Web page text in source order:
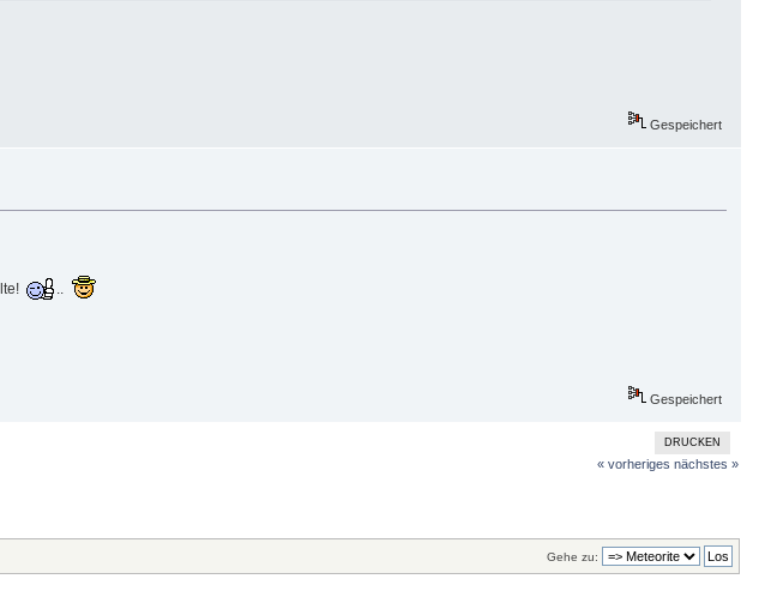
Gespeichert
..
Gespeichert
DRUCKEN
« vorheriges nächstes »
Gehe zu: